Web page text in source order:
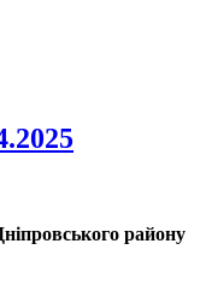
району